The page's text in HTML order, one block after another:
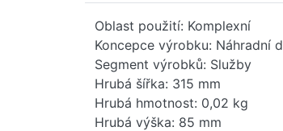
Oblast použití: Komplexní
Koncepce výrobku: Náhradní
Segment výrobků: Služby
Hrubá šířka: 315 mm
Hrubá hmotnost: 0,02 kg
Hrubá výška: 85 mm